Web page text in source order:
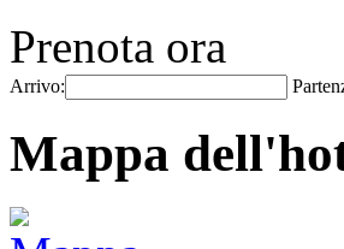
Prenota ora
Arrivo:
Mappa